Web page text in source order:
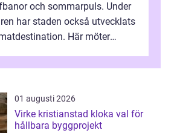
och sommarpuls. Under
har staden också utvecklats
Här möter
01 augusti 2026
Virke kristianstad kloka val för
hållbara byggprojekt